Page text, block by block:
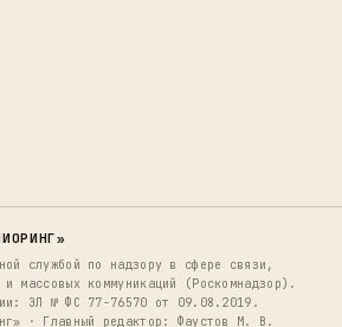
службой по надзору в сфере связи,
и массовых коммуникаций (Роскомнадзор).
ЭЛ № ФС 77-76570 от 09.08.2019.
· Главный редактор: Фаустов М. В.